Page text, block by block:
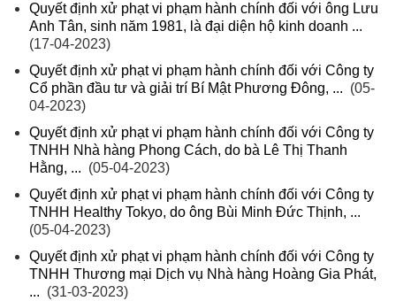
Quyết định xử phạt vi phạm hành chính đối với ông Lưu
Anh Tân, sinh năm 1981, là đại diện hộ kinh doanh ...
(17-04-2023)
Quyết định xử phạt vi phạm hành chính đối với Công ty
Cổ phần đầu tư và giải trí Bí Mật Phương Đông, ... (05-
04-2023)
Quyết định xử phạt vi phạm hành chính đối với Công ty
TNHH Nhà hàng Phong Cách, do bà Lê Thị Thanh
Hằng, ... (05-04-2023)
Quyết định xử phạt vi phạm hành chính đối với Công ty
TNHH Healthy Tokyo, do ông Bùi Minh Đức Thịnh, ...
(05-04-2023)
Quyết định xử phạt vi phạm hành chính đối với Công ty
TNHH Thương mại Dịch vụ Nhà hàng Hoàng Gia Phát,
... (31-03-2023)